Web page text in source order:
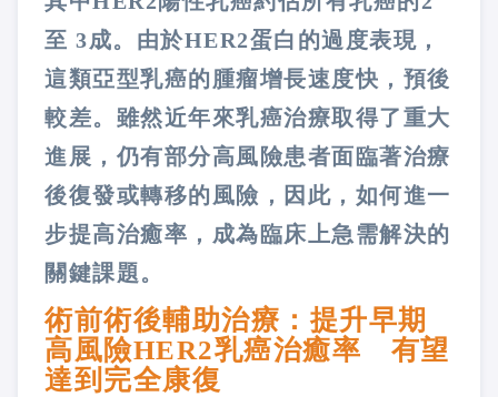
至 3成。由於HER2蛋白的過度表現，
這類亞型乳癌的腫瘤增長速度快，預後
較差。雖然近年來乳癌治療取得了重大
進展，仍有部分高風險患者面臨著治療
後復發或轉移的風險，因此，如何進一
步提高治癒率，成為臨床上急需解決的
關鍵課題。
術前術後輔助治療：提升早期
高風險HER2乳癌治癒率 有望
達到完全康復